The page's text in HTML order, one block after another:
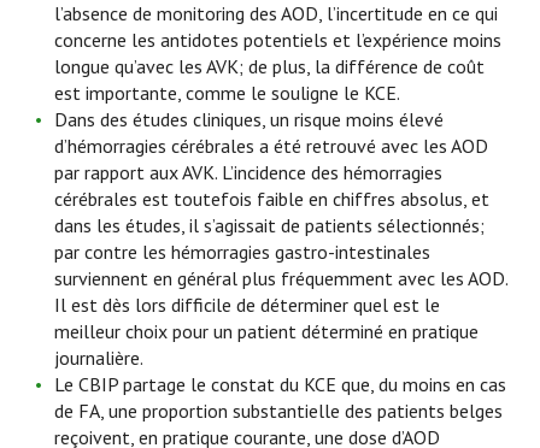
l’absence de monitoring des AOD, l’incertitude en ce qui
concerne les antidotes potentiels et l’expérience moins
longue qu’avec les AVK; de plus, la différence de coût
est importante, comme le souligne le KCE.
Dans des études cliniques, un risque moins élevé
d’hémorragies cérébrales a été retrouvé avec les AOD
par rapport aux AVK. L’incidence des hémorragies
cérébrales est toutefois faible en chiffres absolus, et
dans les études, il s’agissait de patients sélectionnés;
par contre les hémorragies gastro-intestinales
surviennent en général plus fréquemment avec les AOD.
Il est dès lors difficile de déterminer quel est le
meilleur choix pour un patient déterminé en pratique
journalière.
Le CBIP partage le constat du KCE que, du moins en cas
de FA, une proportion substantielle des patients belges
reçoivent, en pratique courante, une dose d’AOD